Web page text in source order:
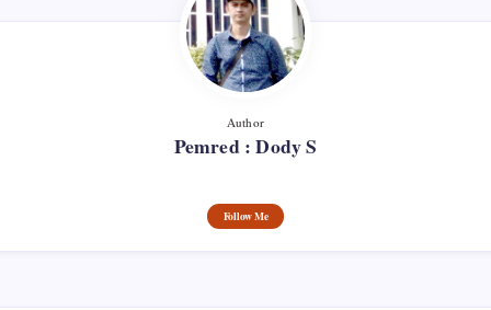
Author
Pemred : Dody S
Follow Me